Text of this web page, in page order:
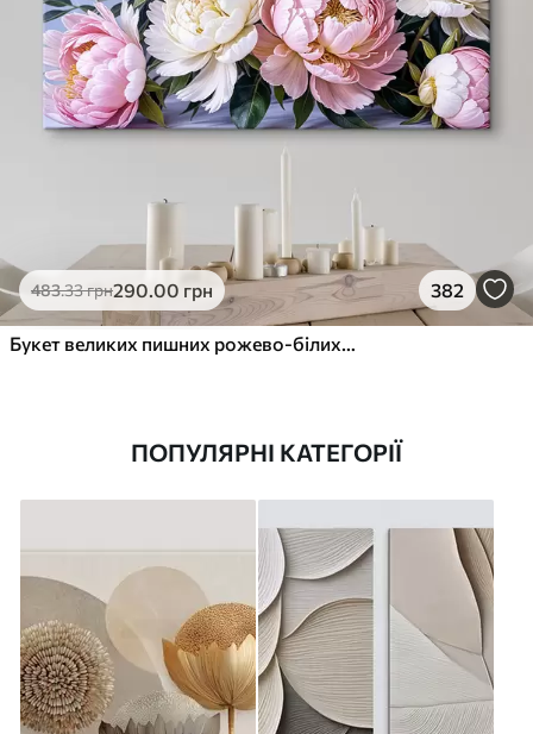
483.33грн290.00 грн 382
Букет великих пишних рожево-білих квітів півонії із зеленим листям на м’якому розмитому фоні
ПОПУЛЯРНІ КАТЕГОРІЇ